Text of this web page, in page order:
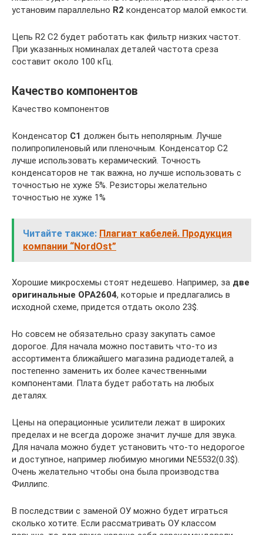
установим параллельно R2 конденсатор малой емкости.
Цепь R2 C2 будет работать как фильтр низких частот.
При указанных номиналах деталей частота среза
составит около 100 кГц.
Качество компонентов
Качество компонентов
Конденсатор С1 должен быть неполярным. Лучше
полипропиленовый или пленочным. Конденсатор С2
лучше использовать керамический. Точность
конденсаторов не так важна, но лучше использовать с
точностью не хуже 5%. Резисторы желательно
точностью не хуже 1%
Читайте также: Плагиат кабелей. Продукция
компании “NordOst”
Хорошие микросхемы стоят недешево. Например, за две
оригинальные OPA2604, которые и предлагались в
исходной схеме, придется отдать около 23$.
Но совсем не обязательно сразу закупать самое
дорогое. Для начала можно поставить что-то из
ассортимента ближайшего магазина радиодеталей, а
постепенно заменить их более качественными
компонентами. Плата будет работать на любых
деталях.
Цены на операционные усилители лежат в широких
пределах и не всегда дороже значит лучше для звука.
Для начала можно будет установить что-то недорогое
и доступное, например любимую многими NE5532(0.3$).
Очень желательно чтобы она была производства
Филлипс.
В последствии с заменой ОУ можно будет играться
сколько хотите. Если рассматривать ОУ классом